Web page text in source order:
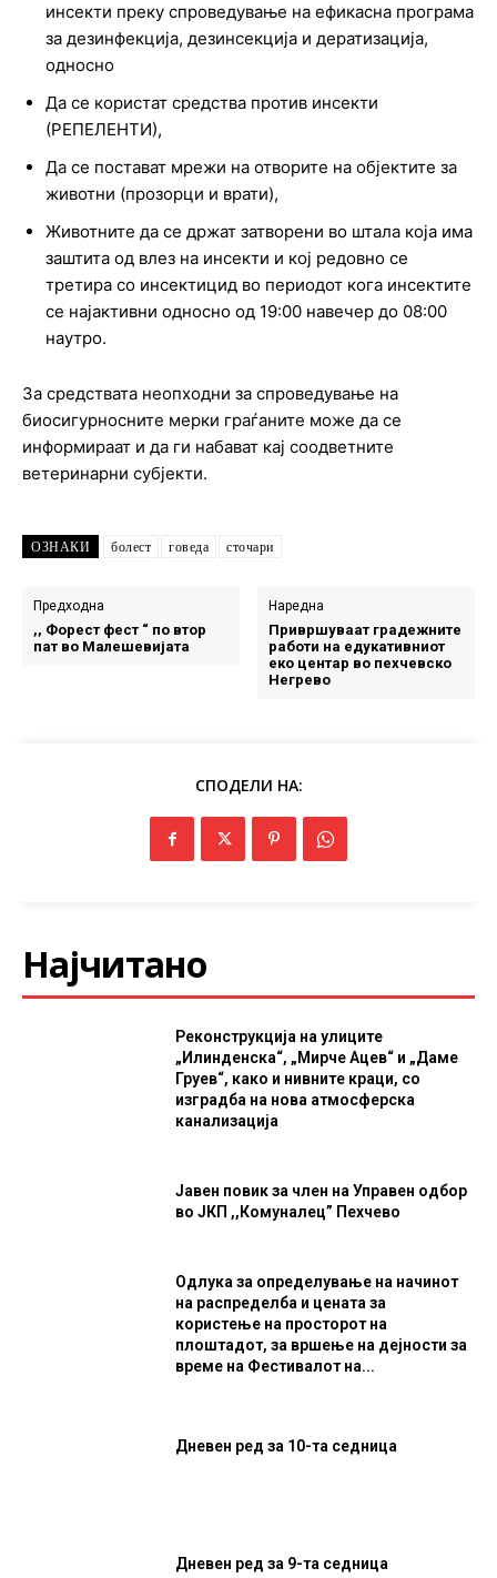
инсекти преку спроведување на ефикасна програма
за дезинфекција, дезинсекција и дератизација,
односно
Да се користат средства против инсекти
(РЕПЕЛЕНТИ),
Да се постават мрежи на отворите на објектите за
животни (прозорци и врати),
Животните да се држат затворени во штала која има
заштита од влез на инсекти и кој редовно се
третира со инсектицид во периодот кога инсектите
се најактивни односно од 19:00 навечер до 08:00
наутро.
За средствата неопходни за спроведување на
биосигурносните мерки граѓаните може да се
информираат и да ги набават кај соодветните
ветеринарни субјекти.
ОЗНАКИ болест говеда сточари
Предходна
,, Форест фест “ по втор
пат во Малешевијата
Наредна
Привршуваат градежните
работи на едукативниот
еко центар во пехчевско
Негрево
СПОДЕЛИ НА:
Најчитано
Реконструкција на улиците
„Илинденска“, „Мирче Ацев“ и „Даме
Груев“, како и нивните краци, со
изградба на нова атмосферска
канализација
Јавен повик за член на Управен одбор
во ЈКП ,,Комуналец” Пехчево
Одлука за определување на начинот
на распределба и цената за
користење на просторот на
плоштадот, за вршење на дејности за
време на Фестивалот на...
Дневен ред за 10-та седница
Дневен ред за 9-та седница